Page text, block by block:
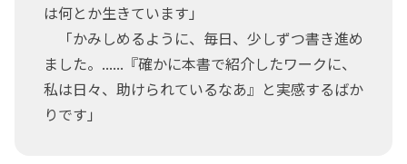
は何とか生きています」
「かみしめるように、毎日、少しずつ書き進め
ました。......『確かに本書で紹介したワークに、
私は日々、助けられているなあ』と実感するばか
りです」